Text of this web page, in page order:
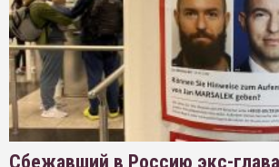
Сбежавший в Россию экс-